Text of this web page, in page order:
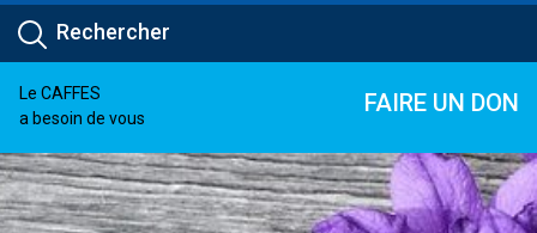
Le CAFFES
a besoin de vous
FAIRE UN DON